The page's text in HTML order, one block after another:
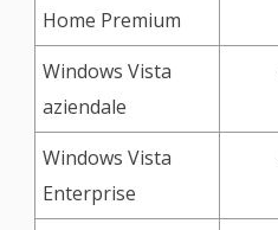
Home Premium
Windows Vista
aziendale
Windows Vista
Enterprise